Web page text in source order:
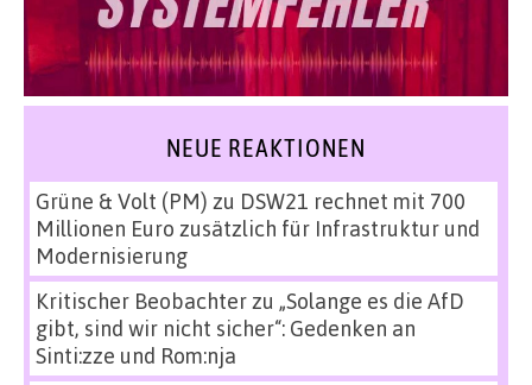
NEUE REAKTIONEN
Grüne & Volt (PM) zu DSW21 rechnet mit 700
Millionen Euro zusätzlich für Infrastruktur und
Modernisierung
Kritischer Beobachterzu „Solange es die AfD
gibt, sind wir nicht sicher“: Gedenken an
Sinti:zze und Rom:nja